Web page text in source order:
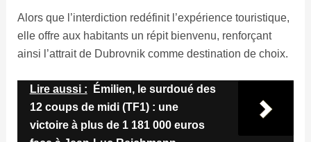
Alors que l’interdiction redéfinit l’expérience touristique,
elle offre aux habitants un répit bienvenu, renforçant
ainsi l’attrait de Dubrovnik comme destination de choix.
Lire aussi :
Émilien, le surdoué des
12 coups de midi (TF1) : une
victoire à plus de 1 181 000 euros